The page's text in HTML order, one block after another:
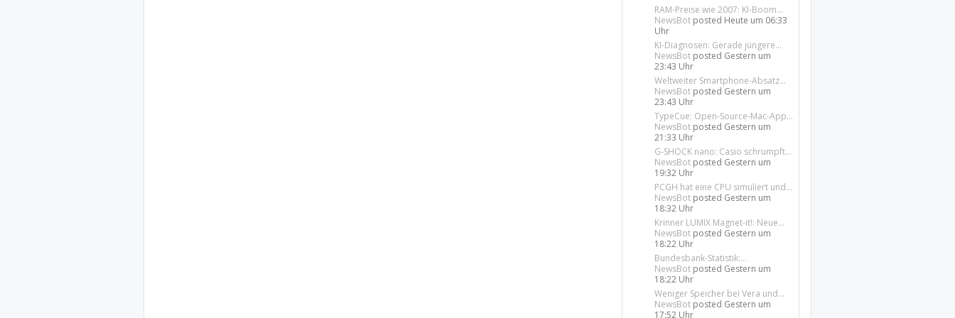
RAM-Preise wie 2007: KI-Boom...
NewsBot posted Heute um 06:33
Uhr
KI-Diagnosen: Gerade jüngere...
NewsBot posted Gestern um
23:43 Uhr
Weltweiter Smartphone-Absatz...
NewsBot posted Gestern um
23:43 Uhr
TypeCue: Open-Source-Mac-App...
NewsBot posted Gestern um
21:33 Uhr
G-SHOCK nano: Casio schrumpft...
NewsBot posted Gestern um
19:32 Uhr
PCGH hat eine CPU simuliert und...
NewsBot posted Gestern um
18:32 Uhr
Krinner LUMIX Magnet-it!: Neue...
NewsBot posted Gestern um
18:22 Uhr
Bundesbank-Statistik:...
NewsBot posted Gestern um
18:22 Uhr
Weniger Speicher bei Vera und...
NewsBot posted Gestern um
17:52 Uhr